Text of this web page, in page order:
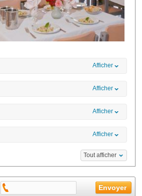
Afficher
Afficher
Afficher
Afficher
Tout afficher